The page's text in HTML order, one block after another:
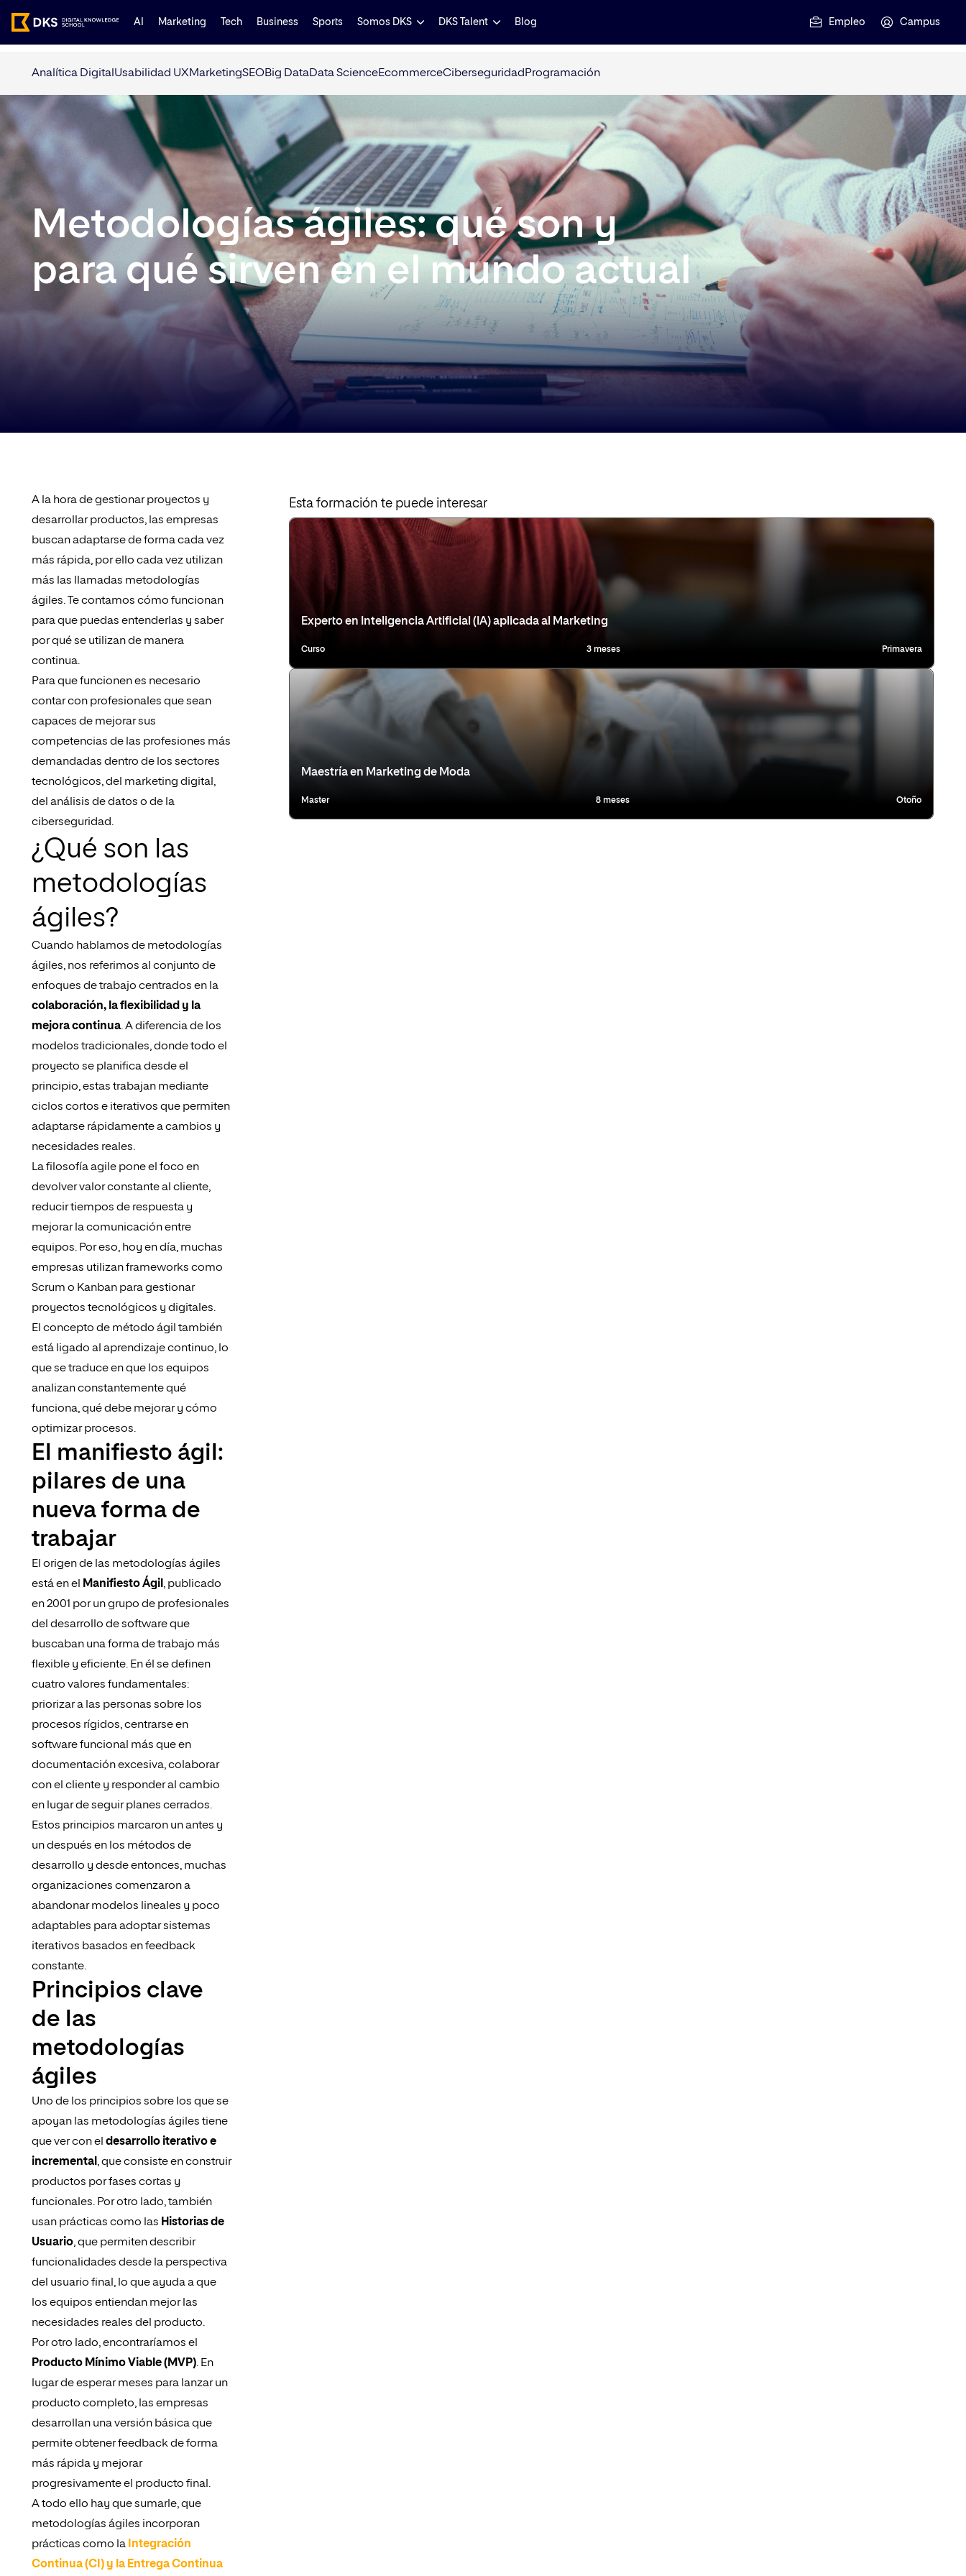
AI Marketing Tech Business Sports Somos DKS DKS Talent Blog Empleo Campus
Analítica Digital Usabilidad UXMarketingSEOBig DataData ScienceEcommerceCiberseguridad Programación
Metodologías ágiles: qué son y
para qué sirven en el mundo actual
A la hora de gestionar proyectos y
desarrollar productos, las empresas
buscan adaptarse de forma cada vez
más rápida, por ello cada vez utilizan
más las llamadas metodologías
ágiles. Te contamos cómo funcionan
para que puedas entenderlas y saber
por qué se utilizan de manera
continua.
Para que funcionen es necesario
contar con profesionales que sean
capaces de mejorar sus
competencias de las profesiones más
demandadas dentro de los sectores
tecnológicos, del marketing digital,
del análisis de datos o de la
ciberseguridad.
¿Qué son las
metodologías
ágiles?
Cuando hablamos de metodologías
ágiles, nos referimos al conjunto de
enfoques de trabajo centrados en la
colaboración, la flexibilidad y la
mejora continua. A diferencia de los
modelos tradicionales, donde todo el
proyecto se planifica desde el
principio, estas trabajan mediante
ciclos cortos e iterativos que permiten
adaptarse rápidamente a cambios y
necesidades reales.
La filosofía agile pone el foco en
devolver valor constante al cliente,
reducir tiempos de respuesta y
mejorar la comunicación entre
equipos. Por eso, hoy en día, muchas
empresas utilizan frameworks como
Scrum o Kanban para gestionar
proyectos tecnológicos y digitales.
El concepto de método ágil también
está ligado al aprendizaje continuo, lo
que se traduce en que los equipos
analizan constantemente qué
funciona, qué debe mejorar y cómo
optimizar procesos.
El manifiesto ágil:
pilares de una
nueva forma de
trabajar
El origen de las metodologías ágiles
está en el
Manifiesto Ágil , publicado
en 2001 por un grupo de profesionales
del desarrollo de software que
buscaban una forma de trabajo más
flexible y eficiente. En él se definen
cuatro valores fundamentales:
priorizar a las personas sobre los
procesos rígidos, centrarse en
software funcional más que en
documentación excesiva, colaborar
con el cliente y responder al cambio
en lugar de seguir planes cerrados.
Estos principios marcaron un antes y
un después en los métodos de
desarrollo y desde entonces, muchas
organizaciones comenzaron a
abandonar modelos lineales y poco
adaptables para adoptar sistemas
iterativos basados en feedback
constante.
Principios clave
de las
metodologías
ágiles
Uno de los principios sobre los que se
apoyan las metodologías ágiles tiene
que ver con el desarrollo iterativo e
incremental , que consiste en construir
productos por fases cortas y
funcionales. Por otro lado, también
usan prácticas como las Historias de
Usuario, que permiten describir
funcionalidades desde la perspectiva
del usuario final, lo que ayuda a que
los equipos entiendan mejor las
necesidades reales del producto.
Por otro lado, encontraríamos el
Producto Mínimo Viable (MVP). En
lugar de esperar meses para lanzar un
producto completo, las empresas
desarrollan una versión básica que
permite obtener feedback de forma
más rápida y mejorar
progresivamente el producto final.
A todo ello hay que sumarle, que
metodologías ágiles incorporan
prácticas como la Integración
Continua (CI) y la Entrega Continua
Esta formación te puede interesar
Experto en Inteligencia Artificial (IA) aplicada al Marketing
Curso 3 meses Primavera
Maestría en Marketing de Moda
Master 8 meses Otoño